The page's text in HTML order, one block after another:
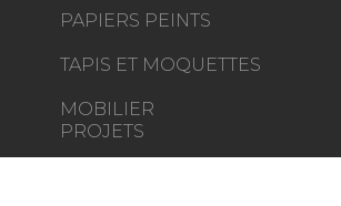
PAPIERS PEINTS
TAPIS ET MOQUETTES
MOBILIER
PROJETS